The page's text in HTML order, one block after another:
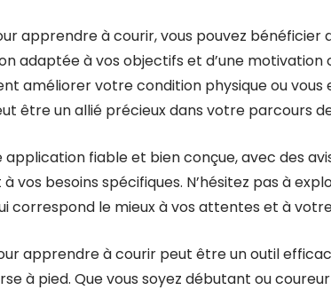
apprendre à courir, vous pouvez bénéficier
adaptée à vos objectifs et d’une
améliorer votre condition physique ou
être un allié précieux dans votre parcours
fiable et bien conçue, avec des
vos besoins spécifiques. N’hésitez pas à
correspond le mieux à vos attentes et à
apprendre à courir peut être un outil
à pied. Que vous soyez débutant ou coureur